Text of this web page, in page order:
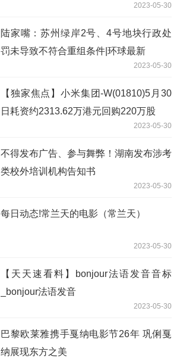
2023-05-30
陆家嘴：苏州绿岸2号、4号地块行政处
罚未导致不符合重组条件|环球最新
2023-05-30
【独家焦点】小米集团-W(01810)5月30
日耗资约2313.62万港元回购220万股
2023-05-30
不得发布广告、参与舞弊！湖南发布涉考
类校外培训机构告知书
2023-05-30
每日动态!常兰天的电影（常兰天）
2023-05-30
【天天速看料】bonjour法语发音音标
_bonjour法语发音
2023-05-30
巴黎欧莱雅携手戛纳电影节26年 巩俐戛
纳展现东方之美